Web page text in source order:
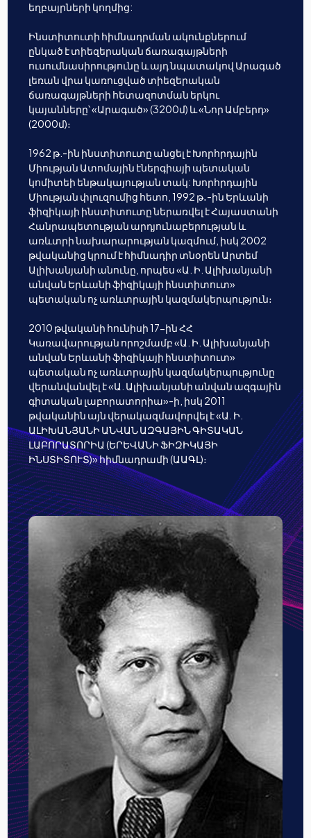
եղբայրների կողմից:
Ինստիտուտի հիմնադրման ակունքներում
ընկած է տիեզերական ճառագայթների
ուսումնասիրությունը և այդ նպատակով Արագած
լեռան վրա կառուցված տիեզերական
ճառագայթների հետազոտման երկու
կայանները՝ «Արագած» (3200մ) և «Նոր Ամբերդ»
(2000մ)։
1962 թ.-ին ինստիտուտը անցել է Խորհրդային
Միության Ատոմային էներգիայի պետական
կոմիտեի ենթակայության տակ: Խորհրդային
Միության փլուզումից հետո, 1992 թ․-ին Երևանի
ֆիզիկայի ինստիտուտը ներառվել է Հայաստանի
Հանրապետության արդյունաբերության և
առևտրի նախարարության կազմում, իսկ 2002
թվականից կրում է հիմնադիր տնօրեն Արտեմ
Ալիխանյանի անունը, որպես «Ա. Ի. Ալիխանյանի
անվան Երևանի ֆիզիկայի ինստիտուտ»
պետական ոչ առևտրային կազմակերպություն։
2010 թվականի հունիսի 17-ին ՀՀ
Կառավարության որոշմամբ «Ա. Ի. Ալիխանյանի
անվան Երևանի ֆիզիկայի ինստիտուտ»
պետական ոչ առևտրային կազմակերպությունը
վերանվանվել է «Ա. Ալիխանյանի անվան ազգային
գիտական լաբորատորիա»-ի, իսկ 2011
թվականին այն վերակազմավորվել է «Ա. Ի.
ԱԼԻԽԱՆՅԱՆԻ ԱՆՎԱՆ ԱԶԳԱՅԻՆ ԳԻՏԱԿԱՆ
ԼԱԲՈՐԱՏՈՐԻԱ (ԵՐԵՎԱՆԻ ՖԻԶԻԿԱՅԻ
ԻՆՍՏԻՏՈՒՏ)» հիմնադրամի (ԱԱԳԼ)։